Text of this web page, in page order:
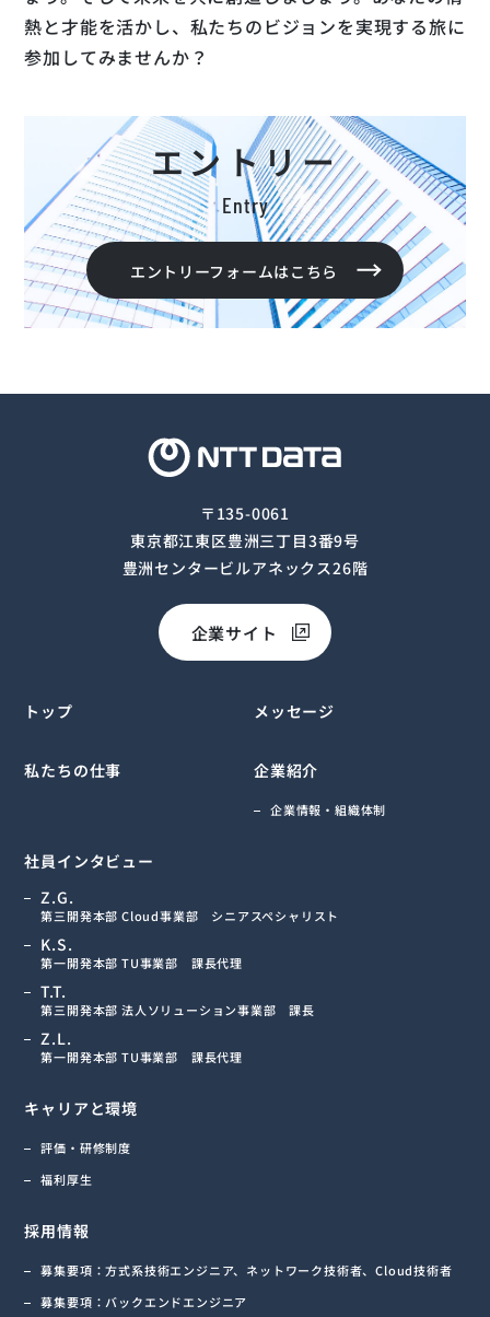
熱と才能を活かし、私たちのビジョンを実現する旅に
参加してみませんか？
エントリー
Entry
エントリーフォームはこちら
〒135-0061
東京都江東区豊洲三丁目3番9号
豊洲センタービルアネックス26階
企業サイト
トップ メッセージ
私たちの仕事 企業紹介
企業情報・組織体制
社員インタビュー
Z.G.
第三開発本部 Cloud事業部 シニアスペシャリスト
K.S.
第一開発本部 TU事業部 課長代理
T.T.
第三開発本部 法人ソリューション事業部課長
Z.L.
第一開発本部 TU事業部 課長代理
キャリアと環境
評価・研修制度
福利厚生
採用情報
募集要項：方式系技術エンジニア、ネットワーク技術者、Cloud技術者
募集要項：バックエンドエンジニア